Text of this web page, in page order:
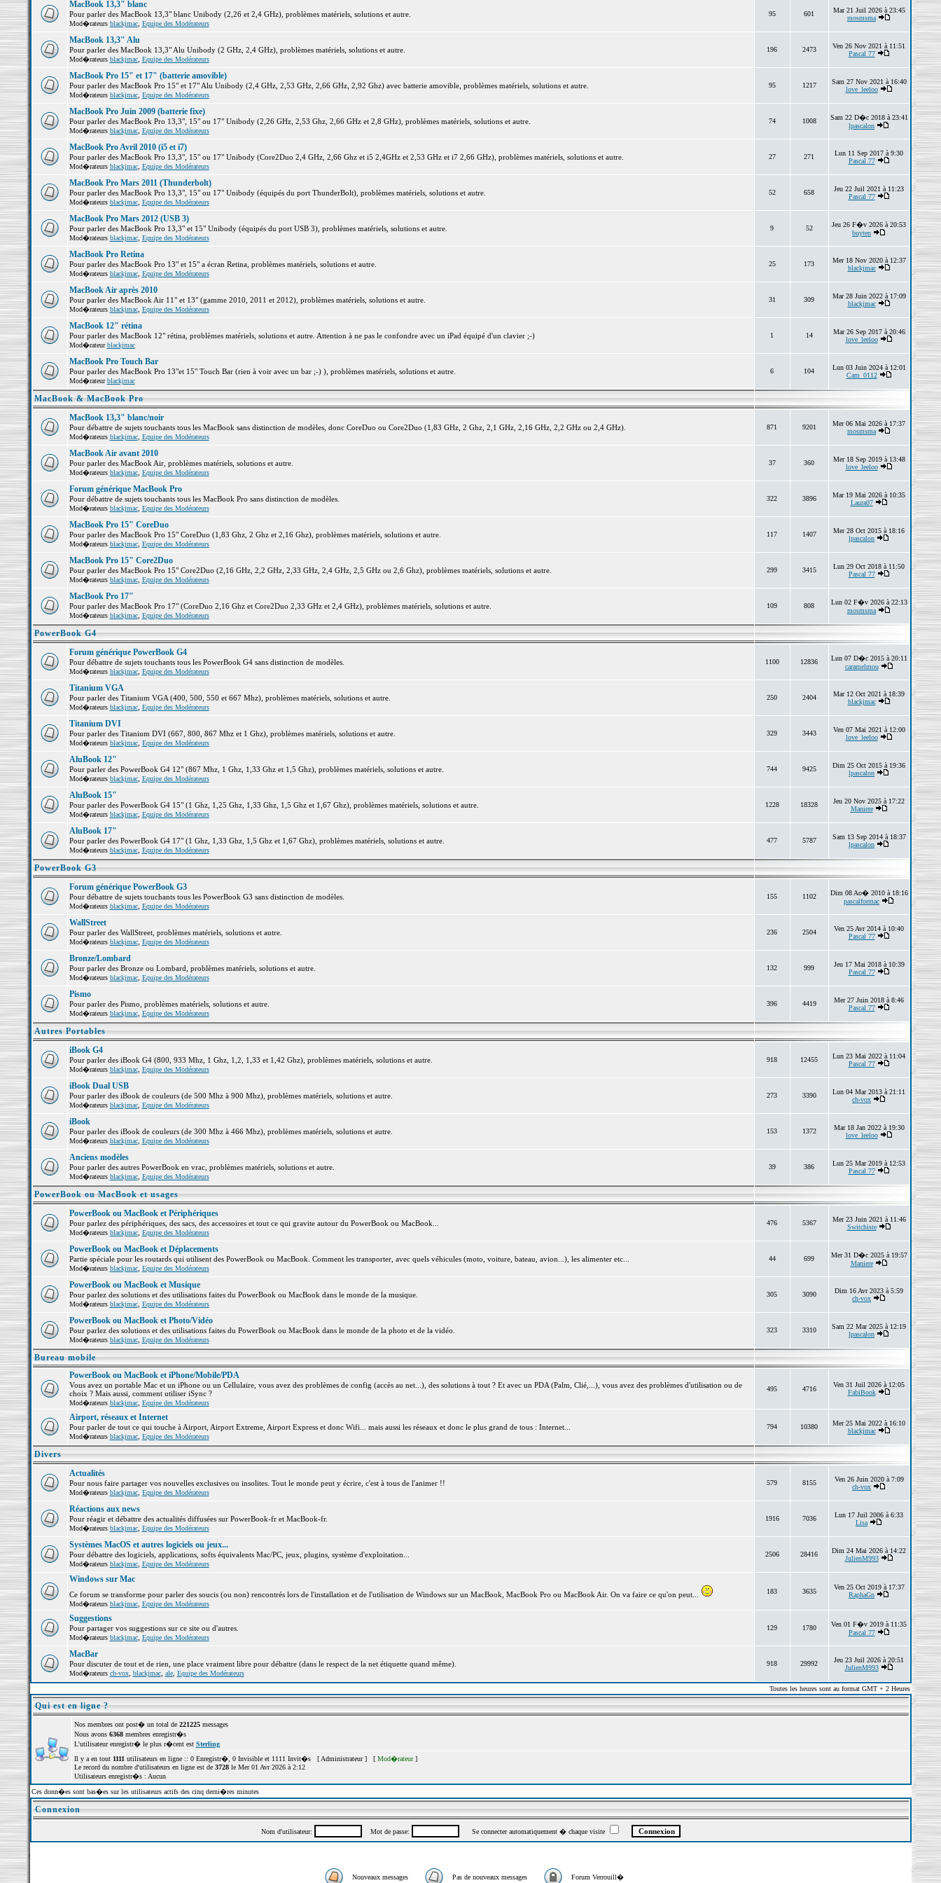
MacBook 13,3" blanc
Pour parler des MacBook 13,3" blanc Unibody (2,26 et 2,4 GHz), problèmes matériels, solutions et autre.
Mod�rateurs blackjmac, Equipe des Modérateurs
95 601
Mar 21 Juil 2026 à 23:45
mosmsma
MacBook 13,3" Alu
Pour parler des MacBook 13,3" Alu Unibody (2 GHz, 2,4 GHz), problèmes matériels, solutions et autre.
Mod�rateurs blackjmac, Equipe des Modérateurs
196 2473
Ven 26 Nov 2021 à 11:51
Pascal 77
MacBook Pro 15" et 17" (batterie amovible)
Pour parler des MacBook Pro 15" et 17" Alu Unibody (2,4 GHz, 2,53 GHz, 2,66 GHz, 2,92 Ghz) avec batterie amovible, problèmes matériels, solutions et autre.
Mod�rateurs blackjmac, Equipe des Modérateurs
95 1217
Sam 27 Nov 2021 à 16:40
love_leeloo
MacBook Pro Juin 2009 (batterie fixe)
Pour parler des MacBook Pro 13,3", 15" ou 17" Unibody (2,26 GHz, 2,53 Ghz, 2,66 GHz et 2,8 GHz), problèmes matériels, solutions et autre.
Mod�rateurs blackjmac, Equipe des Modérateurs
74 1008
Sam 22 D�c 2018 à 23:41
lpascalon
MacBook Pro Avril 2010 (i5 et i7)
Pour parler des MacBook Pro 13,3", 15" ou 17" Unibody (Core2Duo 2,4 GHz, 2,66 Ghz et i5 2,4GHz et 2,53 GHz et i7 2,66 GHz), problèmes matériels, solutions et autre.
Mod�rateurs blackjmac, Equipe des Modérateurs
27 271
Lun 11 Sep 2017 à 9:30
Pascal 77
MacBook Pro Mars 2011 (Thunderbolt)
Pour parler des MacBook Pro 13,3", 15" ou 17" Unibody (équipés du port ThunderBolt), problèmes matériels, solutions et autre.
Mod�rateurs blackjmac, Equipe des Modérateurs
52 658
Jeu 22 Juil 2021 à 11:23
Pascal 77
MacBook Pro Mars 2012 (USB 3)
Pour parler des MacBook Pro 13,3" et 15" Unibody (équipés du port USB 3), problèmes matériels, solutions et autre.
Mod�rateurs blackjmac, Equipe des Modérateurs
9 52
Jeu 26 F�v 2026 à 20:53
buyten
MacBook Pro Retina
Pour parler des MacBook Pro 13" et 15" a écran Retina, problèmes matériels, solutions et autre.
Mod�rateurs blackjmac, Equipe des Modérateurs
25 173
Mer 18 Nov 2020 à 12:37
blackjmac
MacBook Air après 2010
Pour parler des MacBook Air 11" et 13" (gamme 2010, 2011 et 2012), problèmes matériels, solutions et autre.
Mod�rateurs blackjmac, Equipe des Modérateurs
31 309
Mar 28 Juin 2022 à 17:09
blackjmac
MacBook 12" rétina
Pour parler des MacBook 12" rétina, problèmes matériels, solutions et autre. Attention à ne pas le confondre avec un iPad équipé d'un clavier ;-)
Mod�rateurblackjmac
1 14
Mar 26 Sep 2017 à 20:46
love_leeloo
MacBook Pro Touch Bar
Pour parler des MacBook Pro 13"et 15" Touch Bar (rien à voir avec un bar ;-) ), problèmes matériels, solutions et autre.
Mod�rateurblackjmac
6 104
Lun 03 Juin 2024 à 12:01
Cam_0112
MacBook & MacBook Pro
MacBook 13,3" blanc/noir
Pour débattre de sujets touchants tous les MacBook sans distinction de modèles, donc CoreDuo ou Core2Duo (1,83 GHz, 2 Ghz, 2,1 GHz, 2,16 GHz, 2,2 GHz ou 2,4 GHz).
Mod�rateurs blackjmac, Equipe des Modérateurs
871 9201
Mer 06 Mai 2026 à 17:37
mosmsma
MacBook Air avant 2010
Pour parler des MacBook Air, problèmes matériels, solutions et autre.
Mod�rateurs blackjmac, Equipe des Modérateurs
37 360
Mer 18 Sep 2019 à 13:48
love_leeloo
Forum générique MacBook Pro
Pour débattre de sujets touchants tous les MacBook Pro sans distinction de modèles.
Mod�rateurs blackjmac, Equipe des Modérateurs
322 3896
Mar 19 Mai 2026 à 10:35
Laura07
MacBook Pro 15" CoreDuo
Pour parler des MacBook Pro 15" CoreDuo (1,83 Ghz, 2 Ghz et 2,16 Ghz), problèmes matériels, solutions et autre.
Mod�rateurs blackjmac, Equipe des Modérateurs
117 1407
Mer 28 Oct 2015 à 18:16
lpascalon
MacBook Pro 15" Core2Duo
Pour parler des MacBook Pro 15" Core2Duo (2,16 GHz, 2,2 GHz, 2,33 GHz, 2,4 GHz, 2,5 GHz ou 2,6 Ghz), problèmes matériels, solutions et autre.
Mod�rateurs blackjmac, Equipe des Modérateurs
299 3415
Lun 29 Oct 2018 à 11:50
Pascal 77
MacBook Pro 17"
Pour parler des MacBook Pro 17" (CoreDuo 2,16 Ghz et Core2Duo 2,33 GHz et 2,4 GHz), problèmes matériels, solutions et autre.
Mod�rateurs blackjmac, Equipe des Modérateurs
109 808
Lun 02 F�v 2026 à 22:13
mosmsma
PowerBook G4
Forum générique PowerBook G4
Pour débattre de sujets touchants tous les PowerBook G4 sans distinction de modèles.
Mod�rateurs blackjmac, Equipe des Modérateurs
1100 12836
Lun 07 D�c 2015 à 20:11
caramelmou
Titanium VGA
Pour parler des Titanium VGA (400, 500, 550 et 667 Mhz), problèmes matériels, solutions et autre.
Mod�rateurs blackjmac, Equipe des Modérateurs
250 2404
Mar 12 Oct 2021 à 18:39
blackjmac
Titanium DVI
Pour parler des Titanium DVI (667, 800, 867 Mhz et 1 Ghz), problèmes matériels, solutions et autre.
Mod�rateurs blackjmac, Equipe des Modérateurs
329 3443
Ven 07 Mai 2021 à 12:00
love_leeloo
AluBook 12"
Pour parler des PowerBook G4 12" (867 Mhz, 1 Ghz, 1,33 Ghz et 1,5 Ghz), problèmes matériels, solutions et autre.
Mod�rateurs blackjmac, Equipe des Modérateurs
744 9425
Dim 25 Oct 2015 à 19:36
lpascalon
AluBook 15"
Pour parler des PowerBook G4 15" (1 Ghz, 1,25 Ghz, 1,33 Ghz, 1,5 Ghz et 1,67 Ghz), problèmes matériels, solutions et autre.
Mod�rateurs blackjmac, Equipe des Modérateurs
1228 18328
Jeu 20 Nov 2025 à 17:22
Maniere
AluBook 17"
Pour parler des PowerBook G4 17" (1 Ghz, 1,33 Ghz, 1,5 Ghz et 1,67 Ghz), problèmes matériels, solutions et autre.
Mod�rateurs blackjmac, Equipe des Modérateurs
477 5787
Sam 13 Sep 2014 à 18:37
lpascalon
PowerBook G3
Forum générique PowerBook G3
Pour débattre de sujets touchants tous les PowerBook G3 sans distinction de modèles.
Mod�rateurs blackjmac, Equipe des Modérateurs
155 1102
Dim 08 Ao� 2010 à 18:16
pascalformac
WallStreet
Pour parler des WallStreet, problèmes matériels, solutions et autre.
Mod�rateurs blackjmac, Equipe des Modérateurs
236 2504
Ven 25 Avr 2014 à 10:40
Pascal 77
Bronze/Lombard
Pour parler des Bronze ou Lombard, problèmes matériels, solutions et autre.
Mod�rateurs blackjmac, Equipe des Modérateurs
132 999
Jeu 17 Mai 2018 à 10:39
Pascal 77
Pismo
Pour parler des Pismo, problèmes matériels, solutions et autre.
Mod�rateurs blackjmac, Equipe des Modérateurs
396 4419
Mer 27 Juin 2018 à 8:46
Pascal 77
Autres Portables
iBook G4
Pour parler des iBook G4 (800, 933 Mhz, 1 Ghz, 1,2, 1,33 et 1,42 Ghz), problèmes matériels, solutions et autre.
Mod�rateurs blackjmac, Equipe des Modérateurs
918 12455
Lun 23 Mai 2022 à 11:04
Pascal 77
iBook Dual USB
Pour parler des iBook de couleurs (de 500 Mhz à 900 Mhz), problèmes matériels, solutions et autre.
Mod�rateurs blackjmac, Equipe des Modérateurs
273 3390
Lun 04 Mar 2013 à 21:11
ch-vox
iBook
Pour parler des iBook de couleurs (de 300 Mhz à 466 Mhz), problèmes matériels, solutions et autre.
Mod�rateurs blackjmac, Equipe des Modérateurs
153 1372
Mar 18 Jan 2022 à 19:30
love_leeloo
Anciens modèles
Pour parler des autres PowerBook en vrac, problèmes matériels, solutions et autre.
Mod�rateurs blackjmac, Equipe des Modérateurs
39 386
Lun 25 Mar 2019 à 12:53
Pascal 77
PowerBook ou MacBook et usages
PowerBook ou MacBook et Périphériques
Pour parlez des périphériques, des sacs, des accessoires et tout ce qui gravite autour du PowerBook ou MacBook...
Mod�rateurs blackjmac, Equipe des Modérateurs
476 5367
Mer 23 Juin 2021 à 11:46
Switchiste
PowerBook ou MacBook et Déplacements
Partie spéciale pour les routards qui utilisent des PowerBook ou MacBook. Comment les transporter, avec quels véhicules (moto, voiture, bateau, avion...), les alimenter etc...
Mod�rateurs blackjmac, Equipe des Modérateurs
44 699
Mer 31 D�c 2025 à 19:57
Maniere
PowerBook ou MacBook et Musique
Pour parlez des solutions et des utilisations faites du PowerBook ou MacBook dans le monde de la musique.
Mod�rateurs blackjmac, Equipe des Modérateurs
305 3090
Dim 16 Avr 2023 à 5:59
ch-vox
PowerBook ou MacBook et Photo/Vidéo
Pour parlez des solutions et des utilisations faites du PowerBook ou MacBook dans le monde de la photo et de la vidéo.
Mod�rateurs blackjmac, Equipe des Modérateurs
323 3310
Sam 22 Mar 2025 à 12:19
lpascalon
Bureau mobile
PowerBook ou MacBook et iPhone/Mobile/PDA
Vous avez un portable Mac et un iPhone ou un Cellulaire, vous avez des problèmes de config (accès au net...), des solutions à tout ? Et avec un PDA (Palm, Clié,...), vous avez des problèmes d'utilisation ou de
choix ? Mais aussi, comment utiliser iSync ?
Mod�rateurs blackjmac, Equipe des Modérateurs
495 4716
Ven 31 Juil 2026 à 12:05
FabiBook
Airport, réseaux et Internet
Pour parler de tout ce qui touche à Airport, Airport Extreme, Airport Express et donc Wifi... mais aussi les réseaux et donc le plus grand de tous : Internet...
Mod�rateurs blackjmac, Equipe des Modérateurs
794 10380
Mer 25 Mai 2022 à 16:10
blackjmac
Divers
Actualités
Pour nous faire partager vos nouvelles exclusives ou insolites. Tout le monde peut y écrire, c'est à tous de l'animer !!
Mod�rateurs blackjmac, Equipe des Modérateurs
579 8155
Ven 26 Juin 2020 à 7:09
ch-vox
Réactions aux news
Pour réagir et débattre des actualités diffusées sur PowerBook-fr et MacBook-fr.
Mod�rateurs blackjmac, Equipe des Modérateurs
1916 7036
Lun 17 Juil 2006 à 6:33
Lisa
Systèmes MacOS et autres logiciels ou jeux...
Pour débattre des logiciels, applications, softs équivalents Mac/PC, jeux, plugins, système d'exploitation...
Mod�rateurs blackjmac, Equipe des Modérateurs
2506 28416
Dim 24 Mai 2026 à 14:22
JulienM993
Windows sur Mac
Ce forum se transforme pour parler des soucis (ou non) rencontrés lors de l'installation et de l'utilisation de Windows sur un MacBook, MacBook Pro ou MacBook Air. On va faire ce qu'on peut...
Mod�rateurs blackjmac, Equipe des Modérateurs
183 3635
Ven 25 Oct 2019 à 17:37
RaphaGn
Suggestions
Pour partager vos suggestions sur ce site ou d'autres.
Mod�rateurs blackjmac, Equipe des Modérateurs
129 1780
Ven 01 F�v 2019 à 11:35
Pascal 77
MacBar
Pour discuter de tout et de rien, une place vraiment libre pour débattre (dans le respect de la net étiquette quand même).
Mod�rateurs ch-vox, blackjmac, ale, Equipe des Modérateurs
918 29992
Jeu 23 Juil 2026 à 20:51
JulienM993
Toutes les heures sont au format GMT + 2 Heures
Qui est en ligne ?
Nos membres ont post� un total de 221225messages
Nous avons 6368membres enregistr�s
L'utilisateur enregistr� le plus r�cent est Sterling
Il y a en tout 1111 utilisateurs en ligne :: 0 Enregistr�, 0 Invisible et 1111 Invit�s [ Administrateur] [ Mod�rateur]
Le record du nombre d'utilisateurs en ligne est de 3728le Mer 01 Avr 2026 à 2:12
Utilisateurs enregistr�s : Aucun
Ces donn�es sont bas�es sur les utilisateurs actifs des cinq derni�res minutes
Connexion
Nom d'utilisateur: Mot de passe: Se connecter automatiquement � chaque visite
Nouveaux messages Pas de nouveaux messages Forum Verrouill�